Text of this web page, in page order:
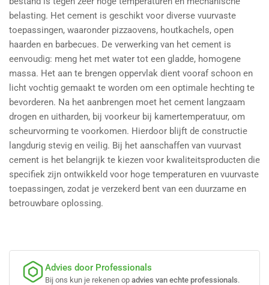
belasting. Het cement is geschikt voor diverse vuurvaste
toepassingen, waaronder pizzaovens, houtkachels, open
haarden en barbecues. De verwerking van het cement is
eenvoudig: meng het met water tot een gladde, homogene
massa. Het aan te brengen oppervlak dient vooraf schoon en
licht vochtig gemaakt te worden om een optimale hechting te
bevorderen. Na het aanbrengen moet het cement langzaam
drogen en uitharden, bij voorkeur bij kamertemperatuur, om
scheurvorming te voorkomen. Hierdoor blijft de constructie
langdurig stevig en veilig. Bij het aanschaffen van vuurvast
cement is het belangrijk te kiezen voor kwaliteitsproducten die
specifiek zijn ontwikkeld voor hoge temperaturen en vuurvaste
toepassingen, zodat je verzekerd bent van een duurzame en
betrouwbare oplossing.
Advies door Professionals
Bij ons kun je rekenen op advies van echte professionals.